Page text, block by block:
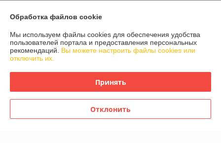
Контакты
Доставка и оплата
Обработка файлов cookie
Мы используем файлы cookies для обеспечения удобства
пользователей портала и предоставления персональных
рекомендаций. Вы можете настроить файлы cookies или
отключить их.
Принять
Отклонить